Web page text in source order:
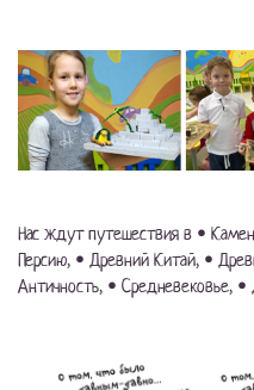
Нас ждут путешествия в •
Персию, • Древний Китай, •
Античность, • Средневековье,